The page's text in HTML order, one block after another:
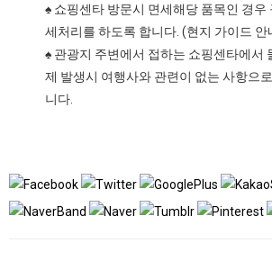
♠ 쇼핑센타 방문시 면세해당 품목인 경우
세처리를 하도록 합니다. (현지 가이드 안
♠ 관광지 주변에서 접하는 쇼핑센타에서
제 발생시 여행사와 관련이 없는 사항으
니다.